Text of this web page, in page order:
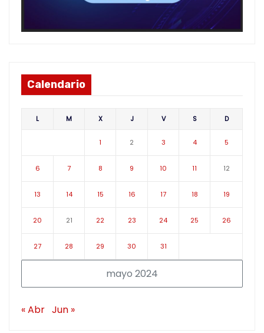
Calendario
mayo 2024
L M X J V S D
1 2 3 4 5
6 7 8 9 10 11 12
13 14 15 16 17 18 19
20 21 22 23 24 25 26
27 28 29 30 31
« Abr Jun »